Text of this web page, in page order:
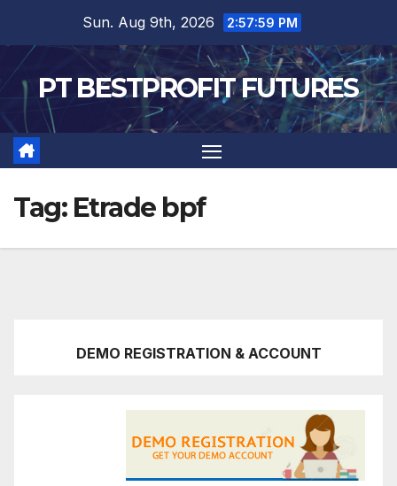
content
Sun. Aug 9th, 2026 2:58:00 PM
PT BESTPROFIT FUTURES
Tag: Etrade bpf
DEMO REGISTRATION & ACCOUNT